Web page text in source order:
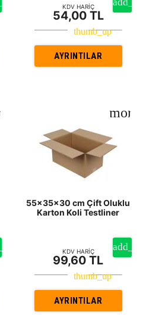
KDV HARİÇ
54,00 TL
AYRINTILAR
55x35x30 cm Çift Oluklu
Karton Koli Testliner
KDV HARİÇ
99,60 TL
AYRINTILAR